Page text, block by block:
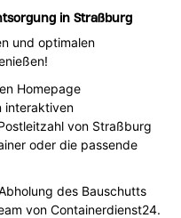
in Straßburg
und optimalen
Homepage
interaktiven
von Straßburg
oder die passende
des Bauschutts
von Containerdienst24.